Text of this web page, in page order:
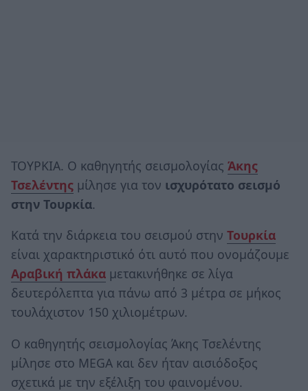
ΤΟΥΡΚΙΑ. Ο καθηγητής σεισμολογίας Άκης
Τσελέντης μίλησε για τον ισχυρότατο σεισμό
στην Τουρκία.
Κατά την διάρκεια του σεισμού στην Τουρκία
είναι χαρακτηριστικό ότι αυτό που ονομάζουμε
Αραβική πλάκα μετακινήθηκε σε λίγα
δευτερόλεπτα για πάνω από 3 μέτρα σε μήκος
τουλάχιστον 150 χιλιομέτρων.
Ο καθηγητής σεισμολογίας Άκης Τσελέντης
μίλησε στο MEGA και δεν ήταν αισιόδοξος
σχετικά με την εξέλιξη του φαινομένου.